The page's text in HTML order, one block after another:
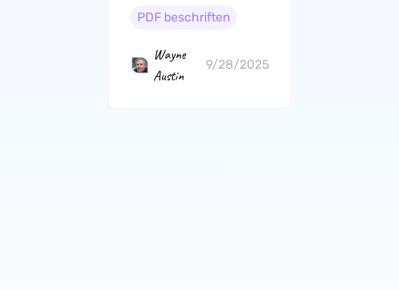
Annotator für
PDF beschriften
Wayne
Austin
9/28/2025